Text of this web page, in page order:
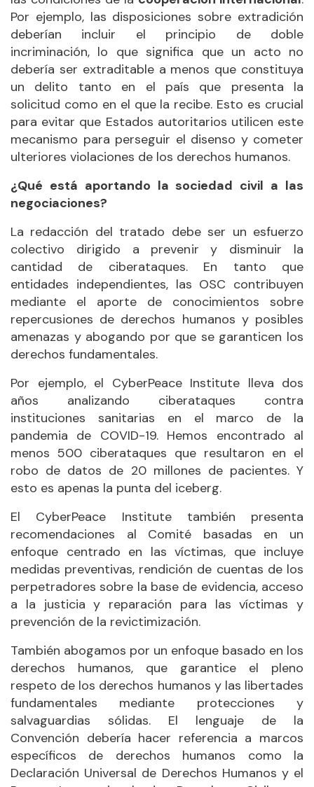
Por ejemplo, las disposiciones sobre extradición
deberían incluir el principio de doble
incriminación, lo que significa que un acto no
debería ser extraditable a menos que constituya
un delito tanto en el país que presenta la
solicitud como en el que la recibe. Esto es crucial
para evitar que Estados autoritarios utilicen este
mecanismo para perseguir el disenso y cometer
ulteriores violaciones de los derechos humanos.
¿Qué está aportando la sociedad civil a las
negociaciones?
La redacción del tratado debe ser un esfuerzo
colectivo dirigido a prevenir y disminuir la
cantidad de ciberataques. En tanto que
entidades independientes, las OSC contribuyen
mediante el aporte de conocimientos sobre
repercusiones de derechos humanos y posibles
amenazas y abogando por que se garanticen los
derechos fundamentales.
Por ejemplo, el CyberPeace Institute lleva dos
años analizando ciberataques contra
instituciones sanitarias en el marco de la
pandemia de COVID-19. Hemos encontrado al
menos 500 ciberataques que resultaron en el
robo de datos de 20 millones de pacientes. Y
esto es apenas la punta del iceberg.
El CyberPeace Institute también presenta
recomendaciones al Comité basadas en un
enfoque centrado en las víctimas, que incluye
medidas preventivas, rendición de cuentas de los
perpetradores sobre la base de evidencia, acceso
a la justicia y reparación para las víctimas y
prevención de la revictimización.
También abogamos por un enfoque basado en los
derechos humanos, que garantice el pleno
respeto de los derechos humanos y las libertades
fundamentales mediante protecciones y
salvaguardias sólidas. El lenguaje de la
Convención debería hacer referencia a marcos
específicos de derechos humanos como la
Declaración Universal de Derechos Humanos y el